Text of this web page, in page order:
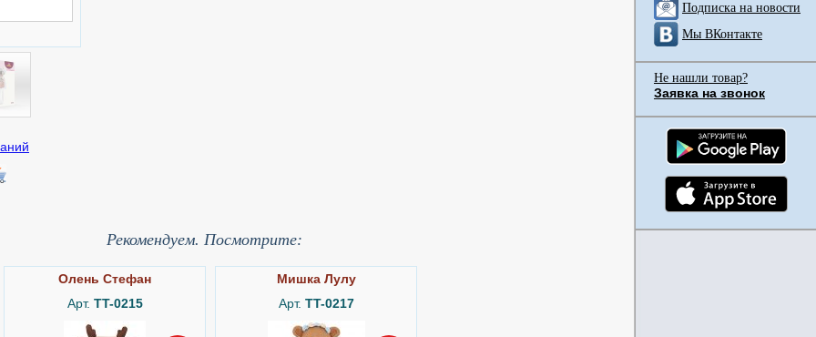
Рекомендуем. Посмотрите:
Олень Стефан
Арт. TT-0215
Мишка Лулу
Арт. TT-0217
Подписка на новости
Мы ВКонтакте
Не нашли товар?
Заявка на звонок